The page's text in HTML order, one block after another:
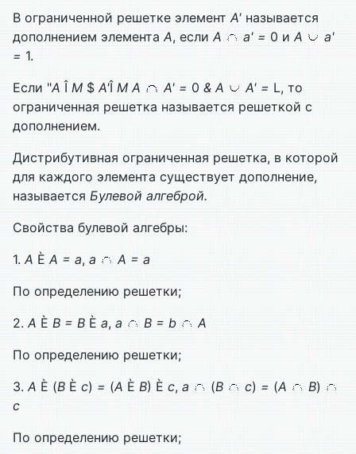
В ограниченной решетке элемент А' называется
дополнением элемента А, если А а' = 0 и A
а'
= 1.
Если "A Î M $ A'Î M A A' = 0 & A A' = L, тo
ограниченная решетка называется решеткой с
дополнением.
Дистрибутивная ограниченная решетка, в которой
для каждого элемента суще­ствует дополнение,
называется Булевой алгеброй.
Свойства булевой алгебры:
1. A È A = а, а
А = а
По определению решетки;
2.A È B = B È а, а B = b
А
По определению решетки;
3. A È (B È с) = (A È B) È с, а (B с) = (А B)
с
По определению решетки;